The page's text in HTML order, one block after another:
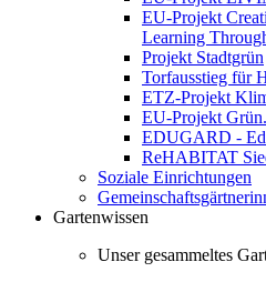
EU-Projekt
Learning
Projekt Stadtgrün
Torfausstieg für
ETZ-Projekt
EU-Projekt
EDUGARD -
ReHABITAT
Soziale Einrichtungen
Gartenwissen
Unser gesammeltes